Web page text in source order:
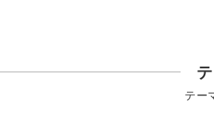
テー